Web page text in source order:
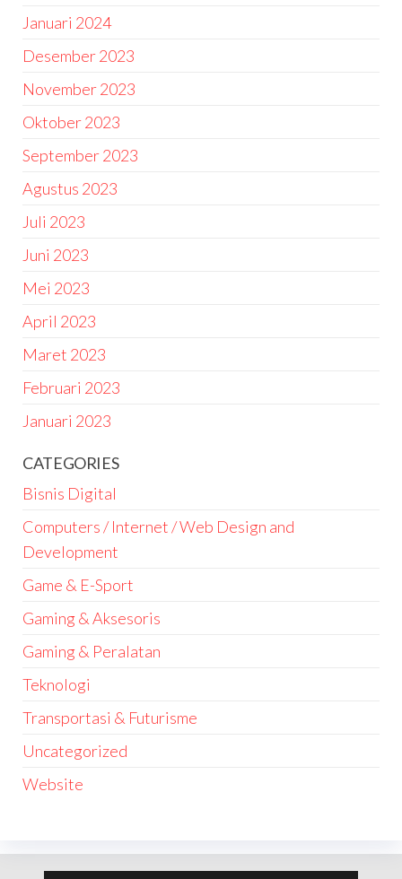
Januari 2024
Desember 2023
November 2023
Oktober 2023
September 2023
Agustus 2023
Juli 2023
Juni 2023
Mei 2023
April 2023
Maret 2023
Februari 2023
Januari 2023
CATEGORIES
Bisnis Digital
Computers / Internet / Web Design and
Development
Game & E-Sport
Gaming & Aksesoris
Gaming & Peralatan
Teknologi
Transportasi & Futurisme
Uncategorized
Website